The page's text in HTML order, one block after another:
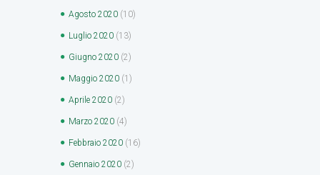
Agosto 2020 (10)
Luglio 2020 (13)
Giugno 2020 (2)
Maggio 2020 (1)
Aprile 2020 (2)
Marzo 2020 (4)
Febbraio 2020 (16)
Gennaio 2020 (2)